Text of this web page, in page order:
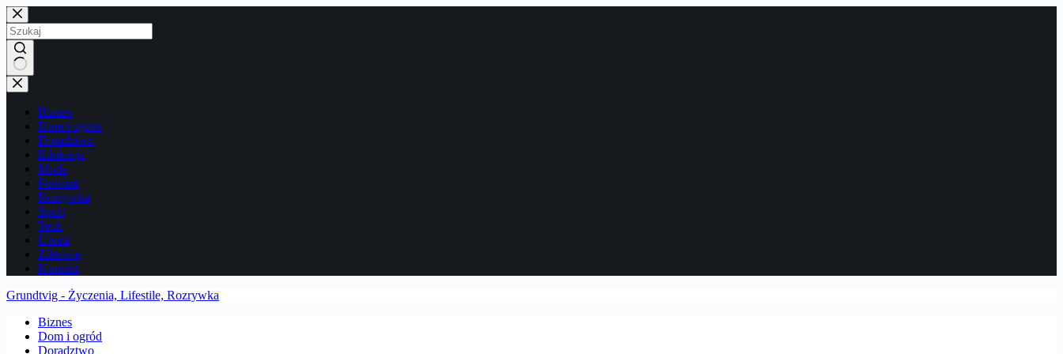
Przejdź
do
treści
Brak
wyników
Biznes
Dom i ogród
Doradztwo
Edukacja
Moda
Podróże
Rozrywka
Sport
Tech
Uroda
Zdrowie
Kontakt
Grundtvig - Życzenia, Lifestile, Rozrywka
Biznes
Dom i ogród
Doradztwo